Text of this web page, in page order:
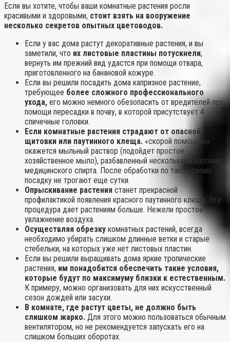
Если вы хотите, чтобы ваши комнатные растения росли
красивыми и здоровыми, стоит взять на вооружение
несколько секретов опытных цветоводов.
Если у вас дома растут декоративные растения, и вы
заметили, что их листовые пластины потускнели,
вернуть им прежний вид удастся при помощи отвара,
приготовленного на банановой кожуре.
Если вы решили посадить дома капризное растение,
требующее более сложного профессионального
ухода, его можно немного обезопасить от вредителей при
помощи пересадки в почву, в которой присутствует 4
спичечные головки.
Если комнатные растения страдают от опасной
щитовки или паутинного клеща. «скорой помощью»
окажется мыльный раствор (подойдет простое
хозяйственное мыло), разбавленный несколькими каплями
медицинского спирта. После обработки по такой схеме
посадку не трогают еще сутки.
Опрыскивание растения станет прекрасной
профилактикой появления красного паутинного клеща. Эта
процедура дает растениям больше. Нежели простое
увлажнение воздуха.
Осуществляя обрезку комнатных растений, всегда
необходимо убирать слишком длинные ветки и старые
стебельки, на которых уже нет листовых пластин.
Если вы решили выращивать дома яркие тропические
растения, им понадобится обеспечить такие условия,
которые будут по максимуму близки к естественным.
К примеру, можно организовать для них искусственный
сезон дождей или засухи.
В комнате, где растут цветы, не должно быть
слишком жарко. Для этого можно пользоваться обычным
вентилятором, но не рекомендуется запускать его на
слишком больших оборотах.